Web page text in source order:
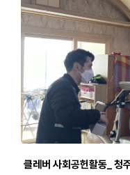
클레버 사회공헌활동_ 청